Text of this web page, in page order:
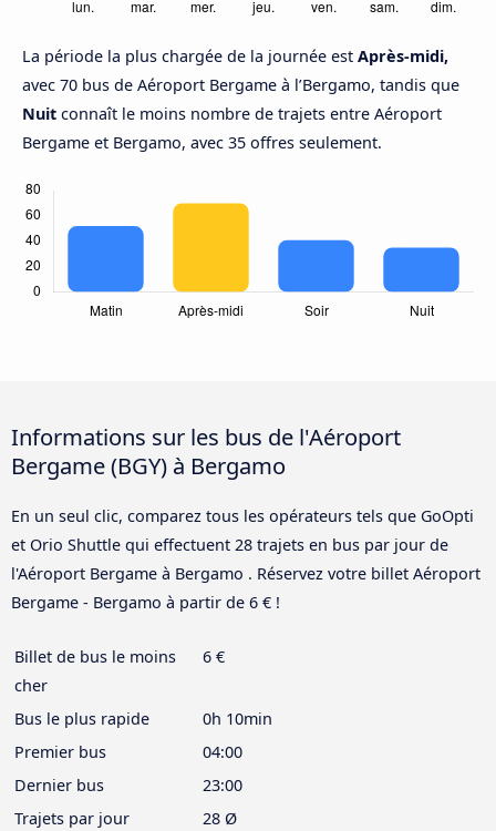
La période la plus chargée de la journée est Après-midi,
avec 70 bus de Aéroport Bergame à l’Bergamo, tandis que
Nuit connaît le moins nombre de trajets entre Aéroport
Bergame et Bergamo, avec 35 offres seulement.
Informations sur les bus de l'Aéroport
Bergame (BGY) à Bergamo
En un seul clic, comparez tous les opérateurs tels que GoOpti
et Orio Shuttle qui effectuent 28 trajets en bus par jour de
l'Aéroport Bergame à Bergamo . Réservez votre billet Aéroport
Bergame - Bergamo à partir de 6 € !
Billet de bus le moins
cher
6 €
Bus le plus rapide
0h 10min
Premier bus
04:00
Dernier bus
23:00
Trajets par jour
28 Ø